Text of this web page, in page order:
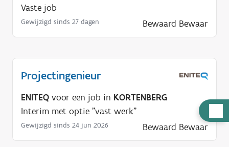
u
Vaste job
Gewijzigd sinds 27 dagen Bewaard Bewaar
Projectingenieur
ENITEQ voor een job in KORTENBERG
Interim met optie "vast werk"
Gewijzigd sinds 24 jun 2026 Bewaard Bewaar